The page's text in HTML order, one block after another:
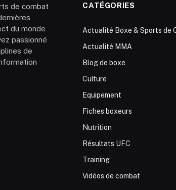
de combat
du monde
passionné
de
CATÉGORIES
Actualité Boxe & Sports de
Actualité MMA
Blog de boxe
Culture
Equipement
Fiches boxeurs
Nutrition
Résultats UFC
Training
Vidéos de combat